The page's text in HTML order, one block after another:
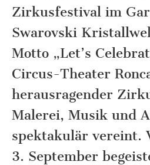
Zirkusfestival im
Swarovski
Motto „Let’s
Circus-Theater
herausragender
Malerei, Musik und
spektakulär vereint.
3. September